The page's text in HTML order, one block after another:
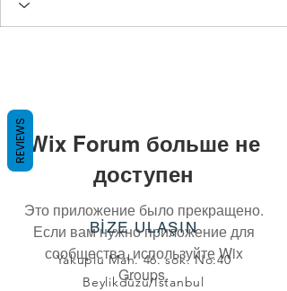
Wix Forum больше не
доступен
Это приложение было прекращено.
Если вам нужно приложение для
сообщества, используйте Wix
Groups.
BİZE ULAŞIN
Yakuplu Mah. 46. sok. No:40
Beylikdüzü/Istanbul
REVIEWS